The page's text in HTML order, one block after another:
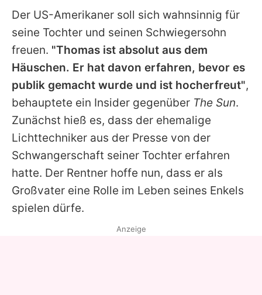
Der US-Amerikaner soll sich wahnsinnig für
seine Tochter und seinen Schwiegersohn
freuen. "Thomas ist absolut aus dem
Häuschen. Er hat davon erfahren, bevor es
publik gemacht wurde und ist hocherfreut",
behauptete ein Insider gegenüber The Sun.
Zunächst hieß es, dass der ehemalige
Lichttechniker aus der Presse von der
Schwangerschaft seiner Tochter erfahren
hatte. Der Rentner hoffe nun, dass er als
Großvater eine Rolle im Leben seines Enkels
spielen dürfe.
Anzeige